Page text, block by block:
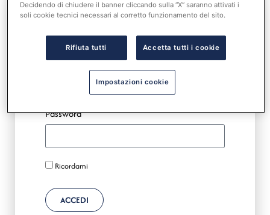
Accedi al tuo account per
leggere tutta la notizia
Nome utente o indirizzo email
Password
Ricordami
ACCEDI
Decidendo di chiudere il banner cliccando sulla “X” saranno attivati i
soli cookie tecnici necessari al corretto funzionamento del sito.
Rifiuta tutti Accetta tutti i cookie
Impostazioni cookie